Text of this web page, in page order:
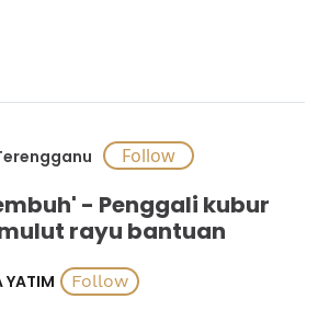
- Penggali kubur
rayu bantuan
YATIM